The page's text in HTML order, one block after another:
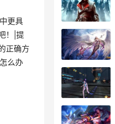
更具
！|提
正确方
么办